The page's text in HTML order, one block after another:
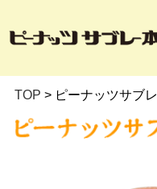
TOP > ピーナッツサブ